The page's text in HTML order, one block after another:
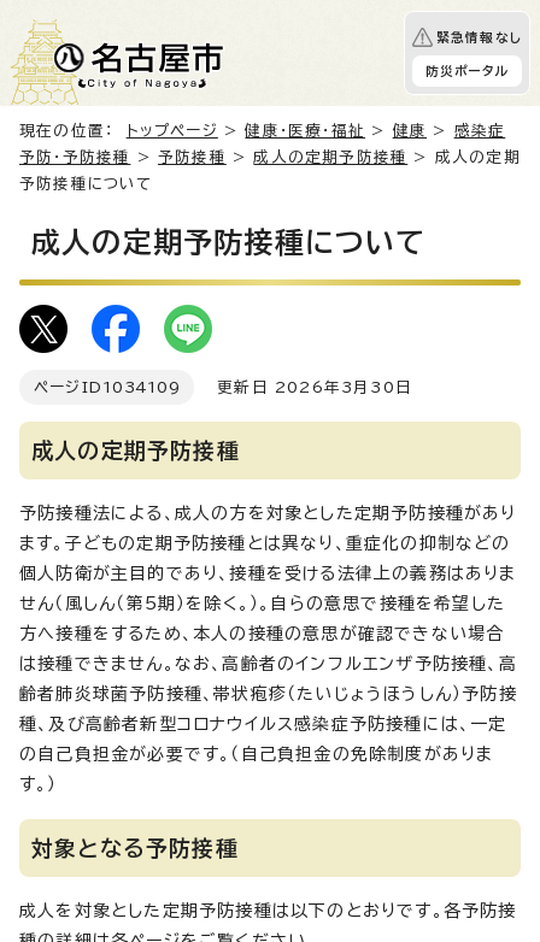
緊急情報なし
防災ポータル
現在の位置： トップページ >健康・医療・福祉 > 健康 > 感染症
予防・予防接種
>予防接種 >成人の定期予防接種
> 成人の定期
予防接種について
成人の定期予防接種について
ページID 1034109 更新日 2026年3月30日
成人の定期予防接種
予防接種法による、成人の方を対象とした定期予防接種があり
ます。子どもの定期予防接種とは異なり、重症化の抑制などの
個人防衛が主目的であり、接種を受ける法律上の義務はありま
せん（風しん（第5期）を除く。）。自らの意思で接種を希望した
方へ接種をするため、本人の接種の意思が確認できない場合
は接種できません。なお、高齢者のインフルエンザ予防接種、高
齢者肺炎球菌予防接種、帯状疱疹（たいじょうほうしん）予防接
種、及び高齢者新型コロナウイルス感染症予防接種には、一定
の自己負担金が必要です。（自己負担金の免除制度がありま
す。）
対象となる予防接種
成人を対象とした定期予防接種は以下のとおりです。各予防接